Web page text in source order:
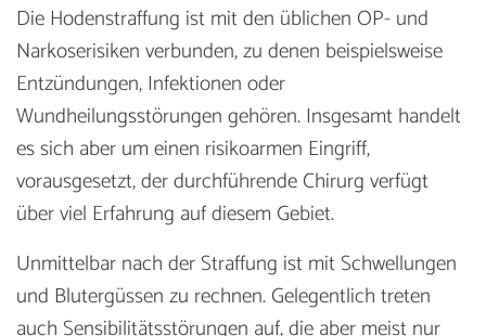
Die Hodenstraffung ist mit den üblichen OP- und
Narkoserisiken verbunden, zu denen beispielsweise
Entzündungen, Infektionen oder
Wundheilungsstörungen gehören. Insgesamt handelt
es sich aber um einen risikoarmen Eingriff,
vorausgesetzt, der durchführende Chirurg verfügt
über viel Erfahrung auf diesem Gebiet.
Unmittelbar nach der Straffung ist mit Schwellungen
und Blutergüssen zu rechnen. Gelegentlich treten
auch Sensibilitätsstörungen auf, die aber meist nur